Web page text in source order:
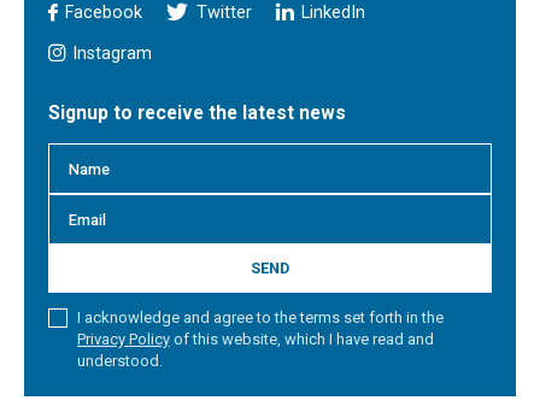
Facebook Twitter LinkedIn
Instagram
Signup to receive the latest news
SEND
I acknowledge and agree to the terms set forth in the
Privacy Policy of this website, which I have read and
understood.